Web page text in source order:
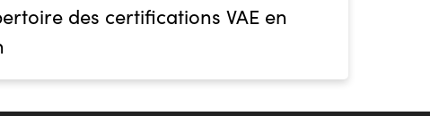
des certifications VAE en